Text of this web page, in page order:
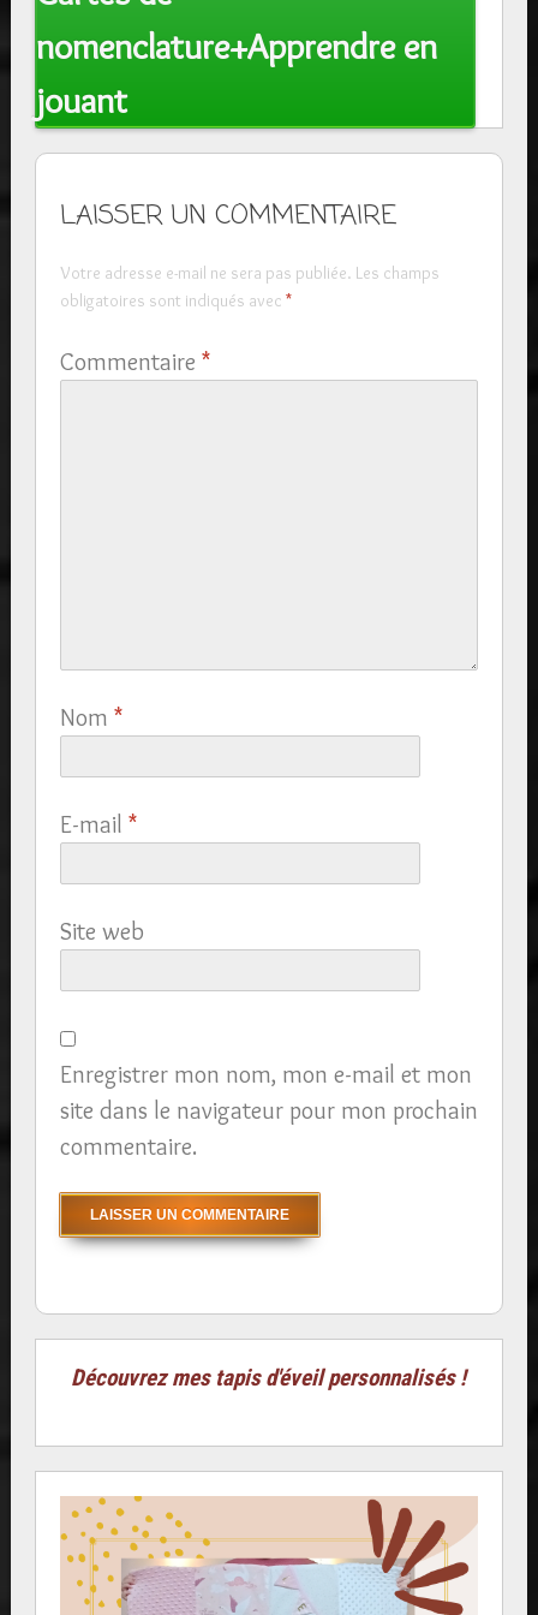
nomenclature+Apprendre en
jouant
LAISSER UN COMMENTAIRE
Votre adresse e-mail ne sera pas publiée. Les champs
obligatoires sont indiqués avec *
Commentaire *
Nom *
E-mail *
Site web
Enregistrer mon nom, mon e-mail et mon
site dans le navigateur pour mon prochain
commentaire.
Découvrez mes tapis d'éveil personnalisés !